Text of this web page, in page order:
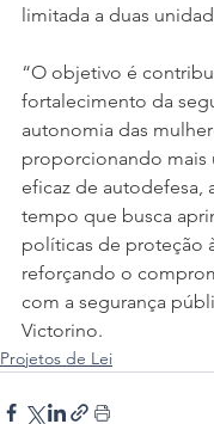
limitada a duas
“O objetivo é
fortalecimento da
autonomia das
proporcionando mais
eficaz de autodefesa,
tempo que busca
políticas de proteção
reforçando o
com a segurança
Victorino.
Projetos de Lei